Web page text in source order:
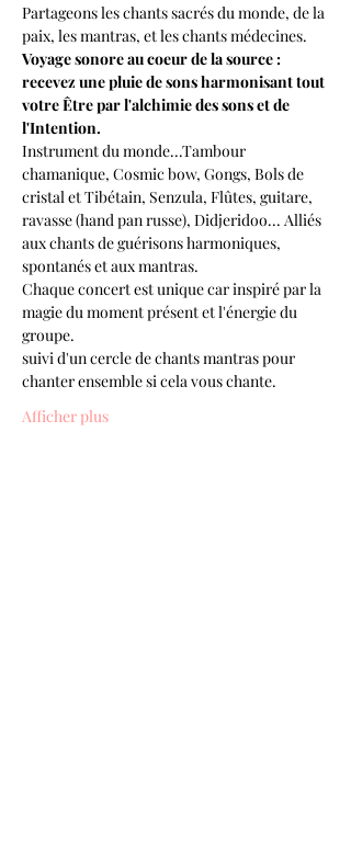
Partageons les chants sacrés du monde, de la
paix, les mantras, et les chants médecines.
Voyage sonore au coeur de la source :
recevez une pluie de sons harmonisant tout
votre Être par l'alchimie des sons et de
l'Intention.
Instrument du monde...Tambour
chamanique, Cosmic bow, Gongs, Bols de
cristal et Tibétain, Senzula, Flûtes, guitare,
ravasse (hand pan russe), Didjeridoo... Alliés
aux chants de guérisons harmoniques,
spontanés et aux mantras.
Chaque concert est unique car inspiré par la
magie du moment présent et l'énergie du
groupe.
suivi d'un cercle de chants mantras pour
chanter ensemble si cela vous chante.
Afficher plus